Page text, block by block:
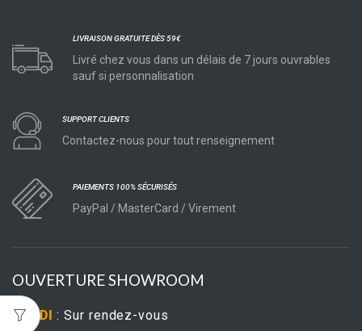
LIVRAISON GRATUITE DÈS 59€
Livré chez vous dans un délais de 7 jours ouvrables
sauf si personnalisation
SUPPORT CLIENTS
Contactez-nous pour tout renseignement
PAIEMENTS 100% SÉCURISÉS
PayPal / MasterCard / Virement
OUVERTURE SHOWROOM
LUNDI : Sur rendez-vous